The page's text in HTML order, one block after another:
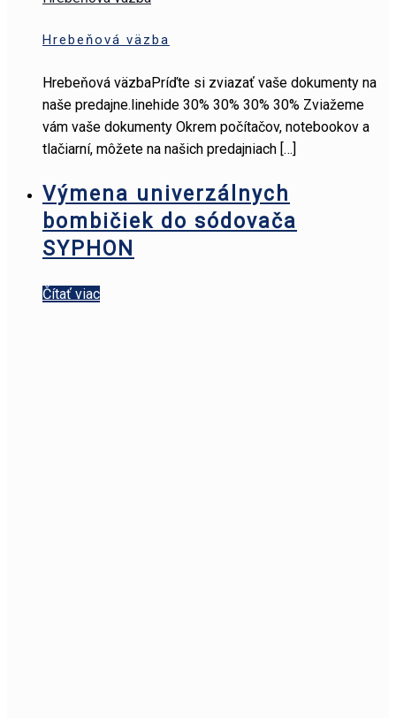
Hrebeňová väzba
Hrebeňová väzbaPríďte si zviazať vaše dokumenty na
naše predajne.linehide 30% 30% 30% 30% Zviažeme
vám vaše dokumenty Okrem počítačov, notebookov a
tlačiarní, môžete na našich predajniach […]
Výmena univerzálnych
bombičiek do sódovača
SYPHON
Čítať viac